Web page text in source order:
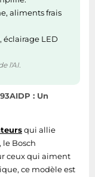
aliments frais
éclairage LED
l'AI.
: Un
qui allie
Bosch
ceux qui aiment
ce modèle est